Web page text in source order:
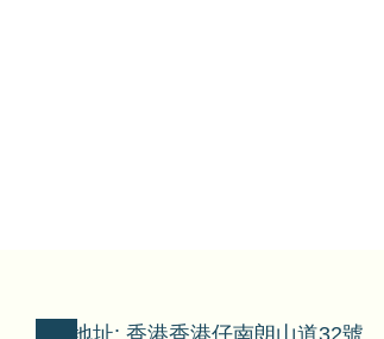
地址: 香港香港仔南朗山道32號